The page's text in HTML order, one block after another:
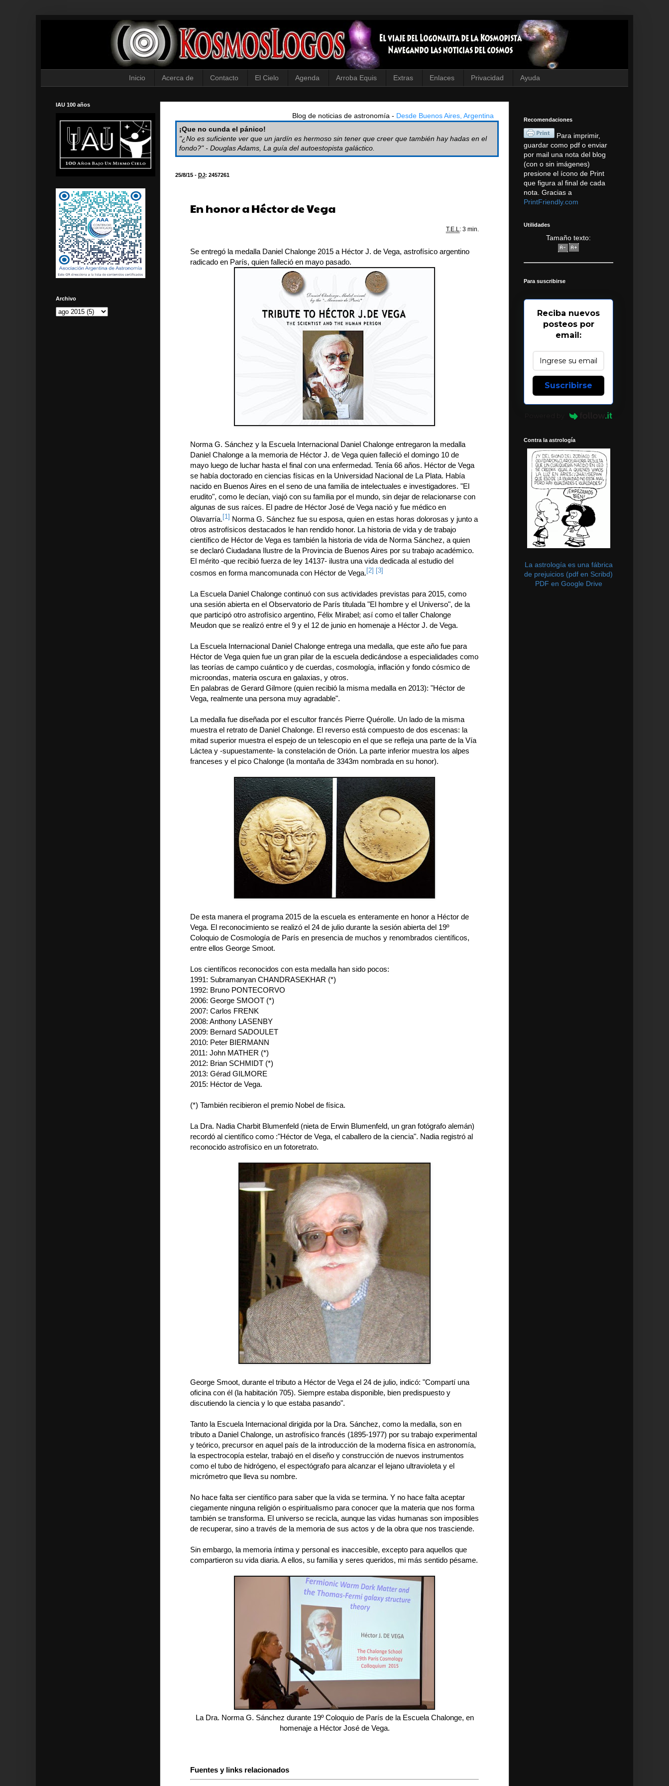
Inicio Acerca de Contacto El Cielo Agenda Arroba Equis Extras Enlaces Privacidad Ayuda
Blog de noticias de astronomía - Desde Buenos Aires, Argentina
¡Que no cunda el pánico!
"¿No es suficiente ver que un jardín es hermoso sin tener que creer que también hay hadas en el
fondo?" - Douglas Adams, La guía del autoestopista galáctico.
25/8/15 - DJ: 2457261
En honor a Héctor de Vega
T.E.L: 3 min.
Se entregó la medalla Daniel Chalonge 2015 a Héctor J. de Vega, astrofísico argentino
radicado en París, quien falleció en mayo pasado.
Norma G. Sánchez y la Escuela Internacional Daniel Chalonge entregaron la medalla
Daniel Chalonge a la memoria de Héctor J. de Vega quien falleció el domingo 10 de
mayo luego de luchar hasta el final con una enfermedad. Tenía 66 años. Héctor de Vega
se había doctorado en ciencias físicas en la Universidad Nacional de La Plata. Había
nacido en Buenos Aires en el seno de una familia de intelectuales e investigadores. "El
erudito", como le decían, viajó con su familia por el mundo, sin dejar de relacionarse con
algunas de sus raíces. El padre de Héctor José de Vega nació y fue médico en
Olavarría. [1] Norma G. Sánchez fue su esposa, quien en estas horas dolorosas y junto a
otros astrofísicos destacados le han rendido honor. La historia de vida y de trabajo
científico de Héctor de Vega es también la historia de vida de Norma Sánchez, a quien
se declaró Ciudadana Ilustre de la Provincia de Buenos Aires por su trabajo académico.
El mérito -que recibió fuerza de ley 14137- ilustra una vida dedicada al estudio del
cosmos en forma mancomunada con Héctor de Vega. [2] [3]
La Escuela Daniel Chalonge continuó con sus actividades previstas para 2015, como
una sesión abierta en el Observatorio de París titulada "El hombre y el Universo", de la
que participó otro astrofísico argentino, Félix Mirabel; así como el taller Chalonge
Meudon que se realizó entre el 9 y el 12 de junio en homenaje a Héctor J. de Vega.
La Escuela Internacional Daniel Chalonge entrega una medalla, que este año fue para
Héctor de Vega quien fue un gran pilar de la escuela dedicándose a especialidades como
las teorías de campo cuántico y de cuerdas, cosmología, inflación y fondo cósmico de
microondas, materia oscura en galaxias, y otros.
En palabras de Gerard Gilmore (quien recibió la misma medalla en 2013): "Héctor de
Vega, realmente una persona muy agradable".
La medalla fue diseñada por el escultor francés Pierre Quérolle. Un lado de la misma
muestra el retrato de Daniel Chalonge. El reverso está compuesto de dos escenas: la
mitad superior muestra el espejo de un telescopio en el que se refleja una parte de la Vía
Láctea y -supuestamente- la constelación de Orión. La parte inferior muestra los alpes
franceses y el pico Chalonge (la montaña de 3343m nombrada en su honor).
De esta manera el programa 2015 de la escuela es enteramente en honor a Héctor de
Vega. El reconocimiento se realizó el 24 de julio durante la sesión abierta del 19º
Coloquio de Cosmología de París en presencia de muchos y renombrados científicos,
entre ellos George Smoot.
Los científicos reconocidos con esta medalla han sido pocos:
1991: Subramanyan CHANDRASEKHAR (*)
1992: Bruno PONTECORVO
2006: George SMOOT (*)
2007: Carlos FRENK
2008: Anthony LASENBY
2009: Bernard SADOULET
2010: Peter BIERMANN
2011: John MATHER (*)
2012: Brian SCHMIDT (*)
2013: Gérad GILMORE
2015: Héctor de Vega.
(*) También recibieron el premio Nobel de física.
La Dra. Nadia Charbit Blumenfeld (nieta de Erwin Blumenfeld, un gran fotógrafo alemán)
recordó al científico como :"Héctor de Vega, el caballero de la ciencia". Nadia registró al
reconocido astrofísico en un fotoretrato.
George Smoot, durante el tributo a Héctor de Vega el 24 de julio, indicó: "Compartí una
oficina con él (la habitación 705). Siempre estaba disponible, bien predispuesto y
discutiendo la ciencia y lo que estaba pasando".
Tanto la Escuela Internacional dirigida por la Dra. Sánchez, como la medalla, son en
tributo a Daniel Chalonge, un astrofísico francés (1895-1977) por su trabajo experimental
y teórico, precursor en aquel país de la introducción de la moderna física en astronomía,
la espectrocopía estelar, trabajó en el diseño y construcción de nuevos instrumentos
como el tubo de hidrógeno, el espectógrafo para alcanzar el lejano ultravioleta y el
micrómetro que lleva su nombre.
No hace falta ser científico para saber que la vida se termina. Y no hace falta aceptar
ciegamente ninguna religión o espiritualismo para conocer que la materia que nos forma
también se transforma. El universo se recicla, aunque las vidas humanas son imposibles
de recuperar, sino a través de la memoria de sus actos y de la obra que nos trasciende.
Sin embargo, la memoria íntima y personal es inaccesible, excepto para aquellos que
compartieron su vida diaria. A ellos, su familia y seres queridos, mi más sentido pésame.
La Dra. Norma G. Sánchez durante 19º Coloquio de París de la Escuela Chalonge, en
homenaje a Héctor José de Vega.
Fuentes y links relacionados
IAU 100 años
Archivo
Recomendaciones
Para imprimir,
guardar como pdf o enviar
por mail una nota del blog
(con o sin imágenes)
presione el ícono de Print
que figura al final de cada
nota. Gracias a
PrintFriendly.com
Utilidades
Tamaño texto:
Para suscribirse
Reciba nuevos
posteos por
email:
Suscribirse
Contra la astrología
La astrología es una fábrica
de prejuicios (pdf en Scribd)
PDF en Google Drive